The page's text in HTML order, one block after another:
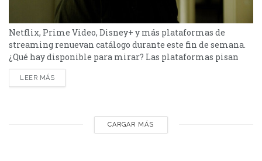
Netflix, Prime Video, Disney+ y más plataformas de
streaming renuevan catálogo durante este fin de semana.
¿Qué hay disponible para mirar? Las plataformas pisan
fuerte con una batería de lanzamientos que combinan
producciones locales y adaptaciones ambiciosas.
encontraré es una miniserie basada en...
LEER MÁS
CARGAR MÁS